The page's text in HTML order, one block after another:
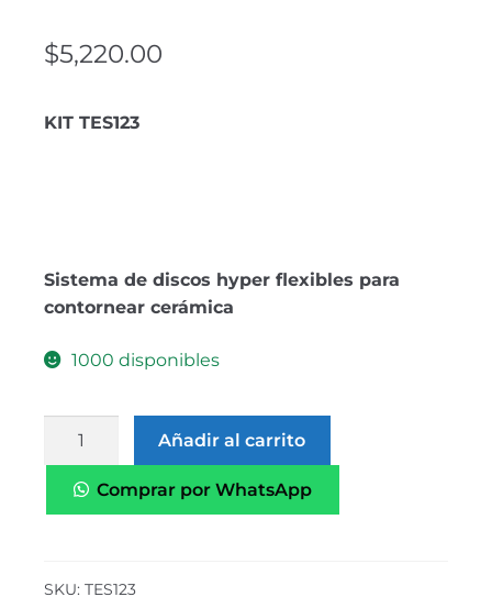
$5,220.00
KIT TES123
Sistema de discos hyper flexibles para
contornear cerámica
1000 disponibles
Añadir al carrito
Comprar por WhatsApp
SKU: TES123